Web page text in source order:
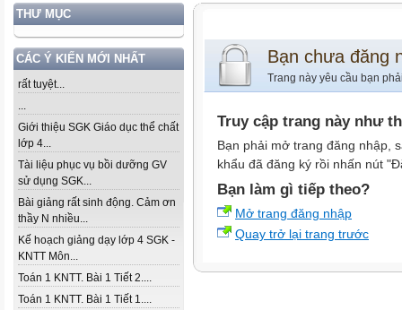
THƯ MỤC
CÁC Ý KIẾN MỚI NHẤT
rất tuyệt...
...
Giới thiệu SGK Giáo dục thể chất
lớp 4...
Tài liệu phục vụ bồi dưỡng GV
sử dụng SGK...
Bài giảng rất sinh động. Cảm ơn
thầy N nhiều...
Kế hoạch giảng dạy lớp 4 SGK -
KNTT Môn...
Toán 1 KNTT. Bài 1 Tiết 2....
Toán 1 KNTT. Bài 1 Tiết 1....
Bạn chưa đăng
Trang này yêu cầu bạn
Truy cập trang này như
Bạn phải mở trang đăng nhập,
khẩu đã đăng ký rồi nhấn nút
Bạn làm gì tiếp theo?
Mở trang đăng nhập
Quay trở lại trang trước